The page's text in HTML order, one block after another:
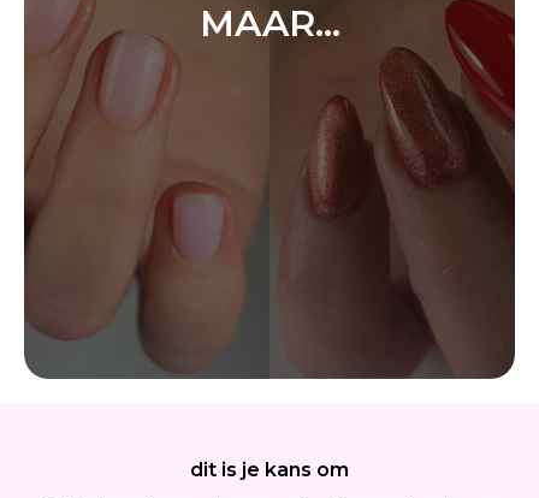
MAAR…
dit is je kans om